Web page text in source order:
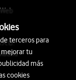
terceros para
mejorar tu
más
cookies